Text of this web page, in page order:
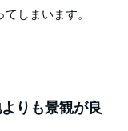
しまいます。
りも景観が良